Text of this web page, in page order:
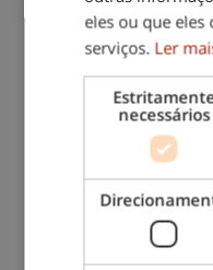
(chamada
eles ou que eles
serviços. Ler
necessários